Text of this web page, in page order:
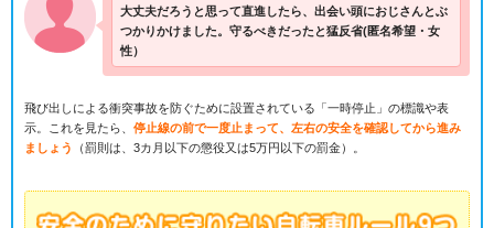
大丈夫だろうと思って直進したら、出会い頭におじさんとぶ
つかりかけました。守るべきだったと猛反省(匿名希望・女
性）
飛び出しによる衝突事故を防ぐために設置されている「一時停止」の標識や表
示。これを見たら、 停止線の前で一度止まって、左右の安全を確認してから進み
ましょう
（罰則は、3カ月以下の懲役又は5万円以下の罰金）。